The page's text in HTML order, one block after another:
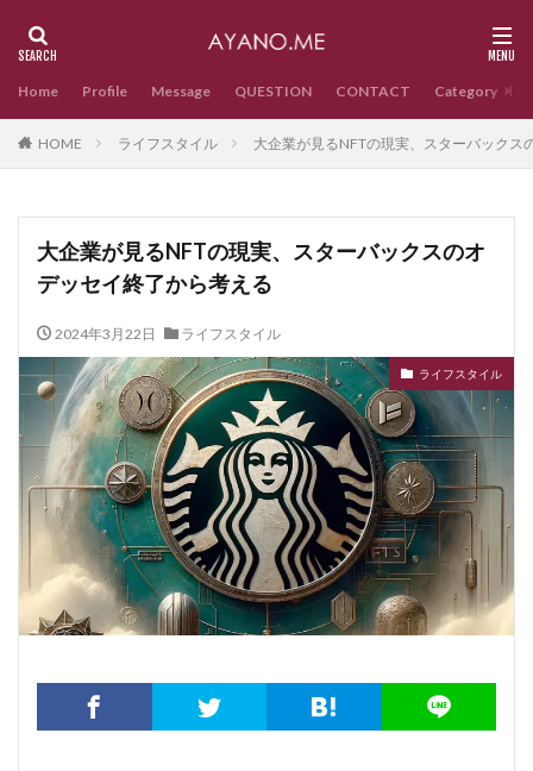
Home Profile Message QUESTION CONTACT Category
HOME ライフスタイル 大企業が見るNFTの現実、スターバックス
大企業が見るNFTの現実、スターバックスのオ
デッセイ終了から考える
2024年3月22日 ライフスタイル
ライフスタイル